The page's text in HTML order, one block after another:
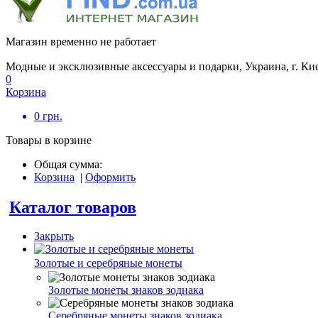
Магазин временно не работает
Модные и эксклюзивные аксессуары и подарки, Украина, г.
0
Корзина
0 грн.
Товары в корзине
Общая сумма:
Корзина | Оформить
Каталог товаров
Закрыть
Золотые и серебряные монеты
Золотые монеты знаков зодиака
Серебряные монеты знаков зодиака